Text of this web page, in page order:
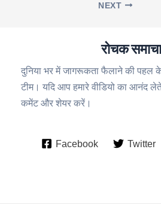
NEXT
रोचक
दुनिया भर में जागरूकता फैलाने की पहल के
टीम। यदि आप हमारे वीडियो का आनंद
कमेंट और शेयर करें।
Facebook Twitter